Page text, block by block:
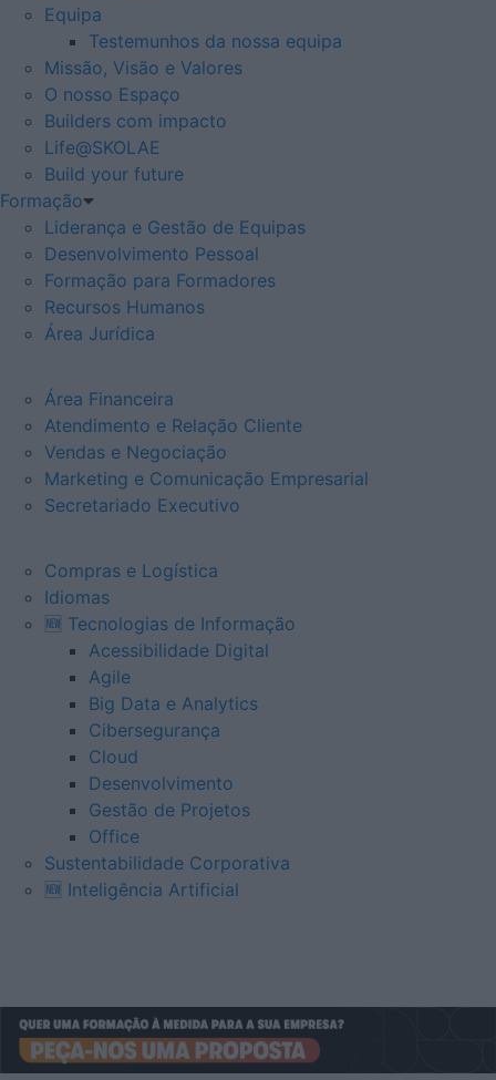
Equipa
Testemunhos da nossa equipa
Missão, Visão e Valores
O nosso Espaço
Builders com impacto
Life@SKOLAE
Build your future
Formação
Liderança e Gestão de Equipas
Desenvolvimento Pessoal
Formação para Formadores
Recursos Humanos
Área Jurídica
Área Financeira
Atendimento e Relação Cliente
Vendas e Negociação
Marketing e Comunicação Empresarial
Secretariado Executivo
Compras e Logística
Idiomas
🆕 Tecnologias de Informação
Acessibilidade Digital
Agile
Big Data e Analytics
Cibersegurança
Cloud
Desenvolvimento
Gestão de Projetos
Office
Sustentabilidade Corporativa
🆕 Inteligência Artificial